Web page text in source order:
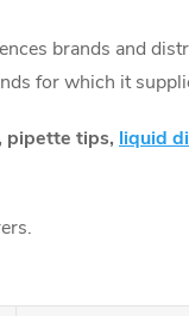
brands and
for which it
, pipette tips, liquid